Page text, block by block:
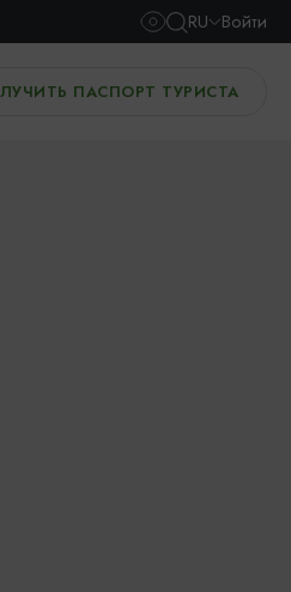
RU Войти
ПАСПОРТ ТУРИСТА